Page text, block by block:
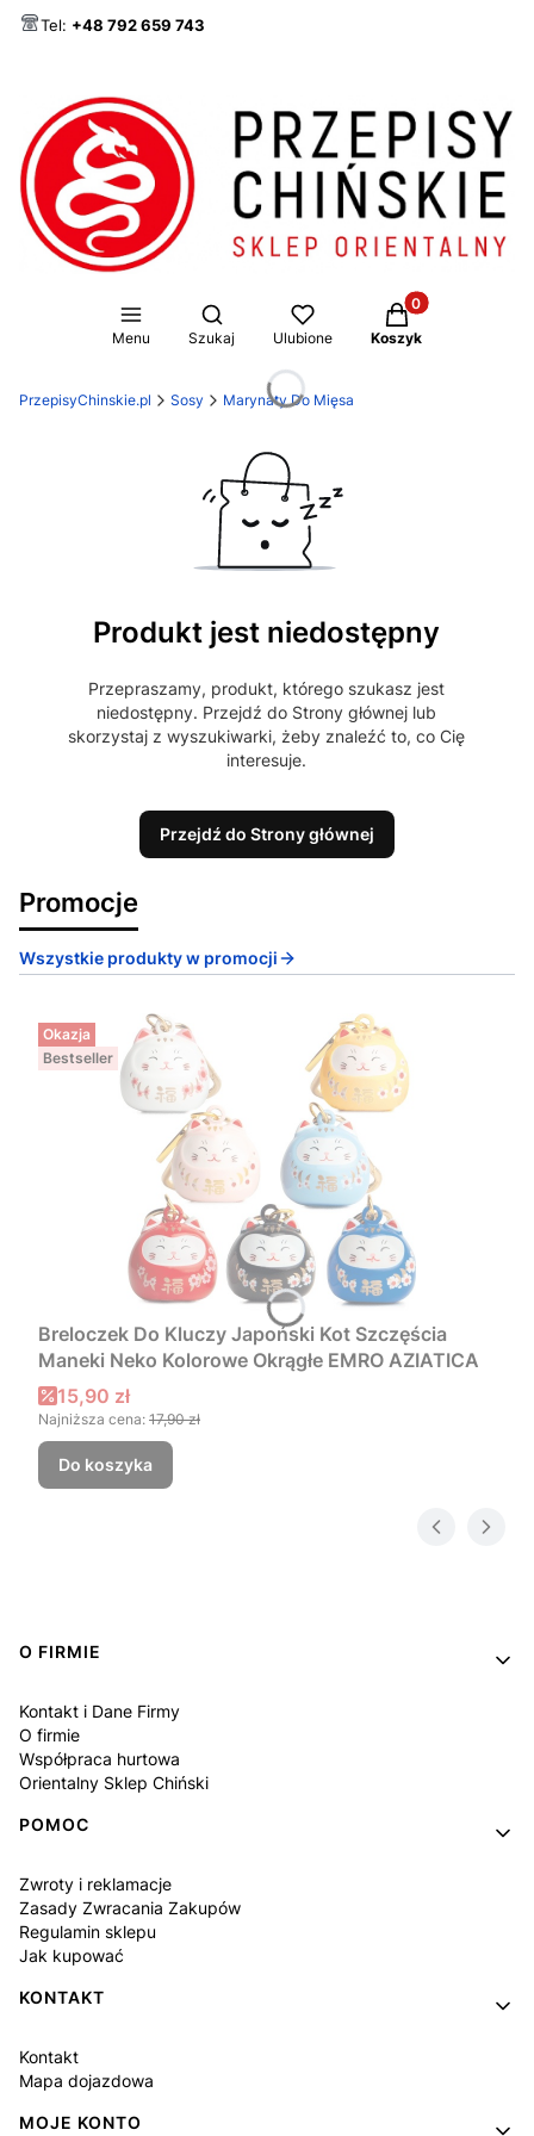
Tel: +48 792 659 743
Menu
Otwórz wyszukiwarkę
Szukaj Ulubione
Produkty w
Koszyk
PrzepisyChinskie.pl Sosy Marynaty Do Mięsa
Produkt jest niedostępny
Przepraszamy, produkt, którego szukasz jest
niedostępny. Przejdź do Strony głównej lub
skorzystaj z wyszukiwarki, żeby znaleźć to, co Cię
interesuje.
Przejdź do Strony głównej
Promocje
Wszystkie produkty w promocji
Okazja
Bestseller
Breloczek Do Kluczy Japoński Kot Szczęścia
Maneki Neko Kolorowe Okrągłe EMRO AZIATICA
Cena promocyjna
15,90 zł
Najniższa cena: 17,90 zł
Do koszyka
Linki w stopce
O FIRMIE
Kontakt i Dane Firmy
O firmie
Współpraca hurtowa
Orientalny Sklep Chiński
POMOC
Zwroty i reklamacje
Zasady Zwracania Zakupów
Regulamin sklepu
Jak kupować
KONTAKT
Kontakt
Mapa dojazdowa
MOJE KONTO